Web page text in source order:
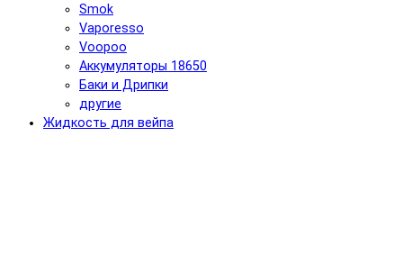
Smok
Vaporesso
Voopoo
Аккумуляторы 18650
Баки и Дрипки
другие
Жидкость для вейпа